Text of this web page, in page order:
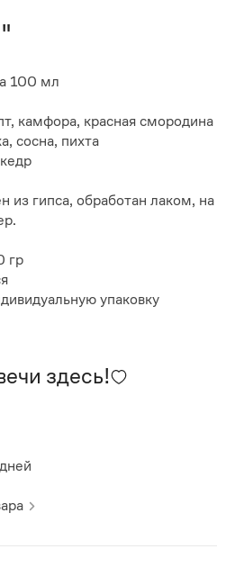
100 мл
камфора, красная смородина
сосна, пихта
из гипса, обработан лаком, на
гр
упаковку
здесь!
дней